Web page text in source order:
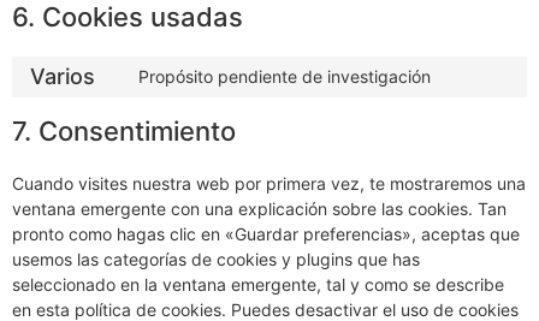
6. Cookies usadas
Varios Propósito pendiente de investigación
7. Consentimiento
Cuando visites nuestra web por primera vez, te mostraremos una
ventana emergente con una explicación sobre las cookies. Tan
pronto como hagas clic en «Guardar preferencias», aceptas que
usemos las categorías de cookies y plugins que has
seleccionado en la ventana emergente, tal y como se describe
en esta política de cookies. Puedes desactivar el uso de cookies